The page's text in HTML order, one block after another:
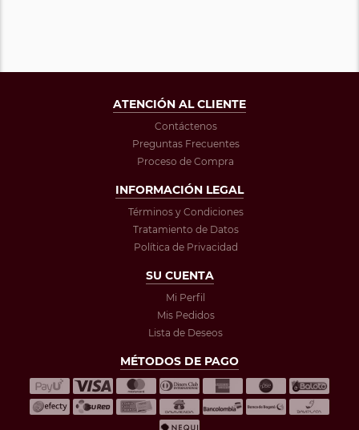
ATENCIÓN AL CLIENTE
Contáctenos
Preguntas Frecuentes
Proceso de Compra
INFORMACIÓN LEGAL
Términos y Condiciones
Tratamiento de Datos
Política de Privacidad
SU CUENTA
Mi Perfil
Mis Pedidos
Lista de Deseos
MÉTODOS DE PAGO